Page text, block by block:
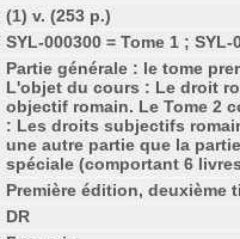
(1) v. (253 p.)
SYL-000300 = Tome 1 ; SYL-
Partie générale : le tome
L'objet du cours : Le droit
objectif romain. Le Tome 2
: Les droits subjectifs
une autre partie que la
spéciale (comportant 6
Première édition, deuxième
DR